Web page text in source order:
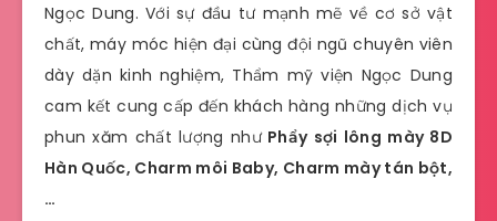
Ngọc Dung. Với sự đầu tư mạnh mẽ về cơ sở vật
chất, máy móc hiện đại cùng đội ngũ chuyên viên
dày dặn kinh nghiệm, Thẩm mỹ viện Ngọc Dung
cam kết cung cấp đến khách hàng những dịch vụ
phun xăm chất lượng nhưPhẩy sợi lông mày 8D
Hàn Quốc, Charm môi Baby, Charm mày tán bột,
…